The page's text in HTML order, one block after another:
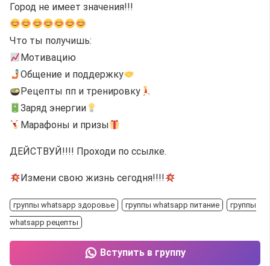
Город не имеет значения!!!
Что ты получишь:
Мотивацию
Общение и поддержку
Рецепты пп и тренировку
Заряд энергии
Марафоны и призы
ДЕЙСТВУЙ!!!! Проходи по ссылке.
Измени свою жизнь сегодня!!!!
группы whatsapp здоровье группы whatsapp питание
группы
whatsapp рецепты
Вступить в группу